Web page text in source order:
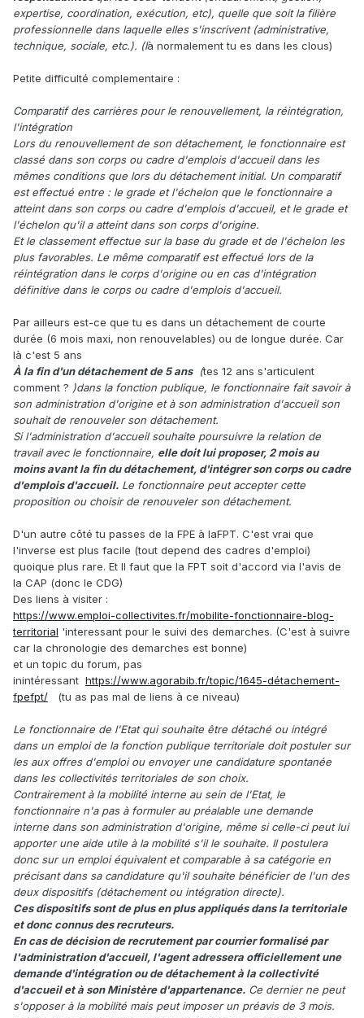
expertise, coordination, exécution, etc), quelle que soit la filière
professionnelle dans laquelle elles s'inscrivent (administrative,
technique, sociale, etc.). (là normalement tu es dans les clous)
Petite difficulté complementaire :
Comparatif des carrières pour le renouvellement, la réintégration,
l'intégration
Lors du renouvellement de son détachement, le fonctionnaire est
classé dans son corps ou cadre d'emplois d'accueil dans les
mêmes conditions que lors du détachement initial. Un comparatif
est effectué entre : le grade et l'échelon que le fonctionnaire a
atteint dans son corps ou cadre d'emplois d'accueil, et le grade et
l'échelon qu'il a atteint dans son corps d'origine.
Et le classement effectue sur la base du grade et de l'échelon les
plus favorables. Le même comparatif est effectué lors de la
réintégration dans le corps d'origine ou en cas d'intégration
définitive dans le corps ou cadre d'emplois d'accueil.
Par ailleurs est-ce que tu es dans un détachement de courte
durée (6 mois maxi, non renouvelables) ou de longue durée. Car
là c'est 5 ans
À la fin d'un détachement de 5 ans(tes 12 ans s'articulent
comment ? )dans la fonction publique, le fonctionnaire fait savoir à
son administration d'origine et à son administration d'accueil son
souhait de renouveler son détachement.
Si l'administration d'accueil souhaite poursuivre la relation de
travail avec le fonctionnaire, elle doit lui proposer, 2 mois au
moins avant la fin du détachement, d'intégrer son corps ou cadre
d'emplois d'accueil. Le fonctionnaire peut accepter cette
proposition ou choisir de renouveler son détachement.
D'un autre côté tu passes de la FPE à laFPT. C'est vrai que
l'inverse est plus facile (tout depend des cadres d'emploi)
quoique plus rare. Et Il faut que la FPT soit d'accord via l'avis de
la CAP (donc le CDG)
Des liens à visiter :
https://www.emploi-collectivites.fr/mobilite-fonctionnaire-blog-
territorial 'interessant pour le suivi des demarches. (C'est à suivre
car la chronologie des demarches est bonne)
et un topic du forum, pas
inintéressant https://www.agorabib.fr/topic/1645-détachement-
fpefpt/ (tu as pas mal de liens à ce niveau)
Le fonctionnaire de l'Etat qui souhaite être détaché ou intégré
dans un emploi de la fonction publique territoriale doit postuler sur
les aux offres d'emploi ou envoyer une candidature spontanée
dans les collectivités territoriales de son choix.
Contrairement à la mobilité interne au sein de l'Etat, le
fonctionnaire n'a pas à formuler au préalable une demande
interne dans son administration d'origine, même si celle-ci peut lui
apporter une aide utile à la mobilité s'il le souhaite. Il postulera
donc sur un emploi équivalent et comparable à sa catégorie en
précisant dans sa candidature qu'il souhaite bénéficier de l'un des
deux dispositifs (détachement ou intégration directe).
Ces dispositifs sont de plus en plus appliqués dans la territoriale
et donc connus des recruteurs.
En cas de décision de recrutement par courrier formalisé par
l'administration d'accueil, l'agent adressera officiellement une
demande d'intégration ou de détachement à la collectivité
d'accueil et à son Ministère d'appartenance. Ce dernier ne peut
s'opposer à la mobilité mais peut imposer un préavis de 3 mois.